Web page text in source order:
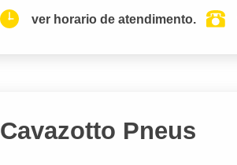
ver horario de atendimento.
Cavazotto Pneus